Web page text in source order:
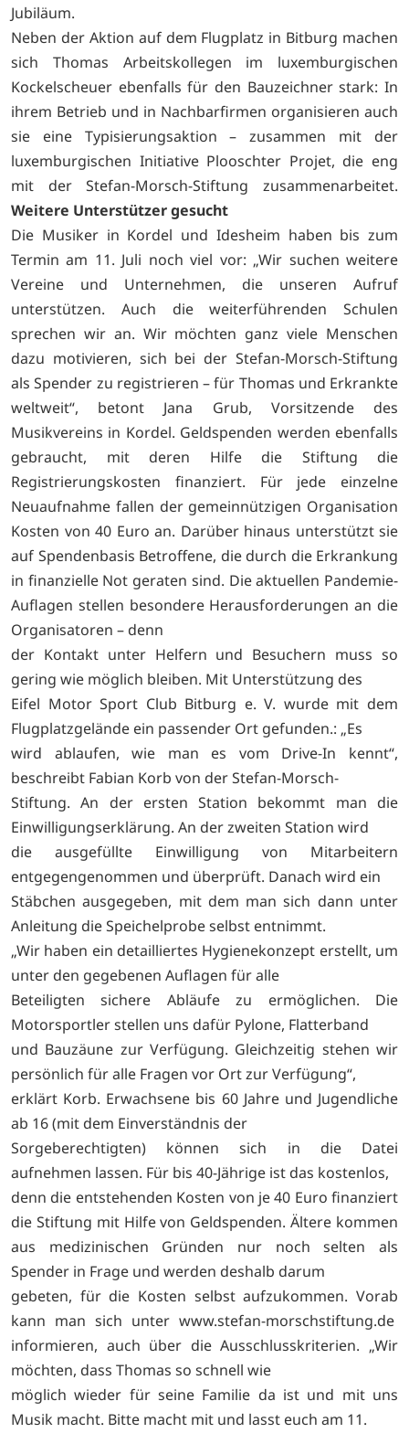
Jubiläum.
Neben der Aktion auf dem Flugplatz in Bitburg machen
sich Thomas Arbeitskollegen im luxemburgischen
Kockelscheuer ebenfalls für den Bauzeichner stark: In
ihrem Betrieb und in Nachbarfirmen organisieren auch
sie eine Typisierungsaktion – zusammen mit der
luxemburgischen Initiative Plooschter Projet, die eng
mit der Stefan-Morsch-Stiftung zusammenarbeitet.
Weitere Unterstützer gesucht
Die Musiker in Kordel und Idesheim haben bis zum
Termin am 11. Juli noch viel vor: „Wir suchen weitere
Vereine und Unternehmen, die unseren Aufruf
unterstützen. Auch die weiterführenden Schulen
sprechen wir an. Wir möchten ganz viele Menschen
dazu motivieren, sich bei der Stefan-Morsch-Stiftung
als Spender zu registrieren – für Thomas und Erkrankte
weltweit“, betont Jana Grub, Vorsitzende des
Musikvereins in Kordel. Geldspenden werden ebenfalls
gebraucht, mit deren Hilfe die Stiftung die
Registrierungskosten finanziert. Für jede einzelne
Neuaufnahme fallen der gemeinnützigen Organisation
Kosten von 40 Euro an. Darüber hinaus unterstützt sie
auf Spendenbasis Betroffene, die durch die Erkrankung
in finanzielle Not geraten sind. Die aktuellen Pandemie-
Auflagen stellen besondere Herausforderungen an die
Organisatoren – denn
der Kontakt unter Helfern und Besuchern muss so
gering wie möglich bleiben. Mit Unterstützung des
Eifel Motor Sport Club Bitburg e. V. wurde mit dem
Flugplatzgelände ein passender Ort gefunden.: „Es
wird ablaufen, wie man es vom Drive-In kennt“,
beschreibt Fabian Korb von der Stefan-Morsch-
Stiftung. An der ersten Station bekommt man die
Einwilligungserklärung. An der zweiten Station wird
die ausgefüllte Einwilligung von Mitarbeitern
entgegengenommen und überprüft. Danach wird ein
Stäbchen ausgegeben, mit dem man sich dann unter
Anleitung die Speichelprobe selbst entnimmt.
„Wir haben ein detailliertes Hygienekonzept erstellt, um
unter den gegebenen Auflagen für alle
Beteiligten sichere Abläufe zu ermöglichen. Die
Motorsportler stellen uns dafür Pylone, Flatterband
und Bauzäune zur Verfügung. Gleichzeitig stehen wir
persönlich für alle Fragen vor Ort zur Verfügung“,
erklärt Korb. Erwachsene bis 60 Jahre und Jugendliche
ab 16 (mit dem Einverständnis der
Sorgeberechtigten) können sich in die Datei
aufnehmen lassen. Für bis 40-Jährige ist das kostenlos,
denn die entstehenden Kosten von je 40 Euro finanziert
die Stiftung mit Hilfe von Geldspenden. Ältere kommen
aus medizinischen Gründen nur noch selten als
Spender in Frage und werden deshalb darum
gebeten, für die Kosten selbst aufzukommen. Vorab
kann man sich unter www.stefan-morschstiftung.de
informieren, auch über die Ausschlusskriterien. „Wir
möchten, dass Thomas so schnell wie
möglich wieder für seine Familie da ist und mit uns
Musik macht. Bitte macht mit und lasst euch am 11.